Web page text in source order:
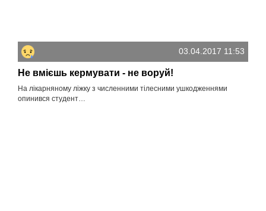
03.04.2017 11:53
Не вмієшь кермувати - не воруй!
На лікарняному ліжку з численними тілесними ушкодженнями
опинився студент…